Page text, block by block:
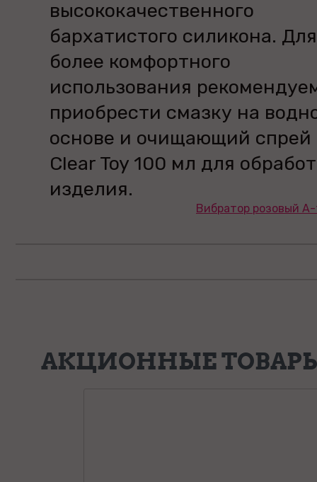
высококачественного
бархатистого силикона. Для
более комфортного
использования
приобрести смазку на
основе и очищающий спрей
Clear Toy 100 мл для
изделия.
Вибратор розовый
АКЦИОННЫЕ